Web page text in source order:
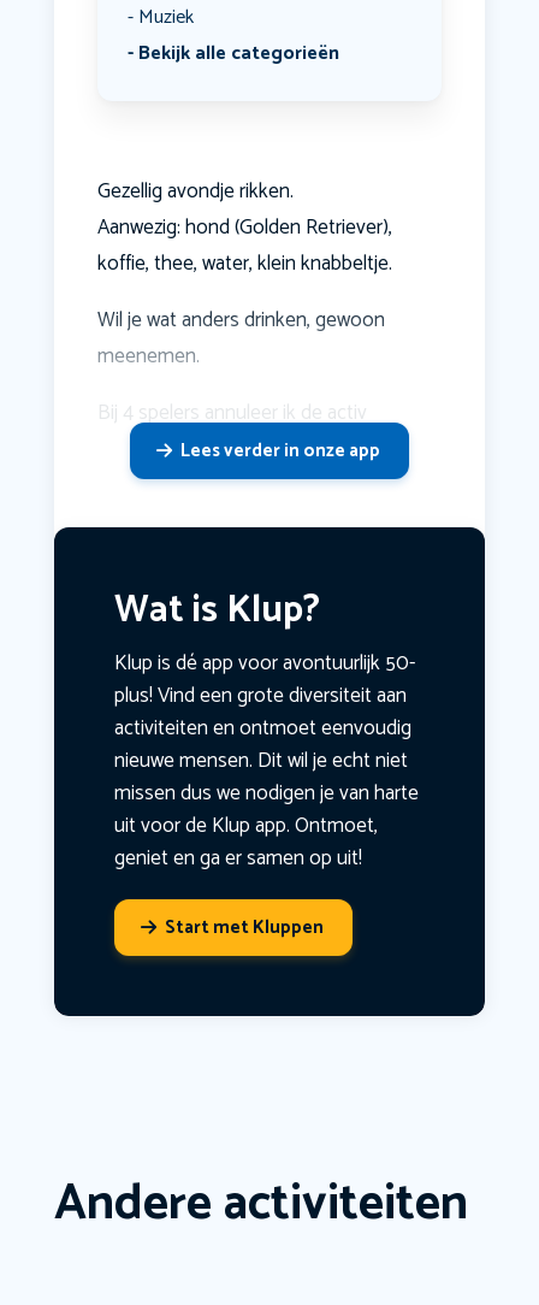
Muziek
Bekijk alle categorieën
Gezellig avondje rikken.
Aanwezig: hond (Golden Retriever),
koffie, thee, water, klein knabbeltje.
Wil je wat anders drinken, gewoon
meenemen.
Bij 4 spelers annuleer ik de activ
Lees verder in onze app
Wat is Klup?
Klup is dé app voor avontuurlijk 50-
plus! Vind een grote diversiteit aan
activiteiten en ontmoet eenvoudig
nieuwe mensen. Dit wil je echt niet
missen dus we nodigen je van harte
uit voor de Klup app. Ontmoet,
geniet en ga er samen op uit!
Start met Kluppen
Andere activiteiten